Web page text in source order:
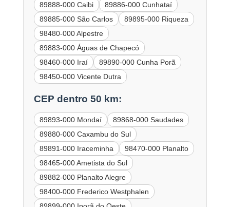
89888-000 Caibi
89886-000 Cunhataí
89885-000 São Carlos
89895-000 Riqueza
98480-000 Alpestre
89883-000 Águas de Chapecó
98460-000 Iraí
89890-000 Cunha Porã
98450-000 Vicente Dutra
CEP dentro 50 km:
89893-000 Mondaí
89868-000 Saudades
89880-000 Caxambu do Sul
89891-000 Iraceminha
98470-000 Planalto
98465-000 Ametista do Sul
89882-000 Planalto Alegre
98400-000 Frederico Westphalen